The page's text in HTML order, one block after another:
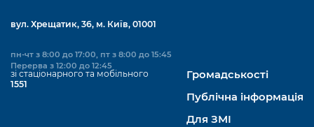
вул. Хрещатик, 36, м. Київ, 01001
пн-чт з 8:00 до 17:00, пт з 8:00 до 15:45
Перерва з 12:00 до 12:45
зі стаціонарного та мобільного
1551
Громадськості
Публічна інформація
Для ЗМІ